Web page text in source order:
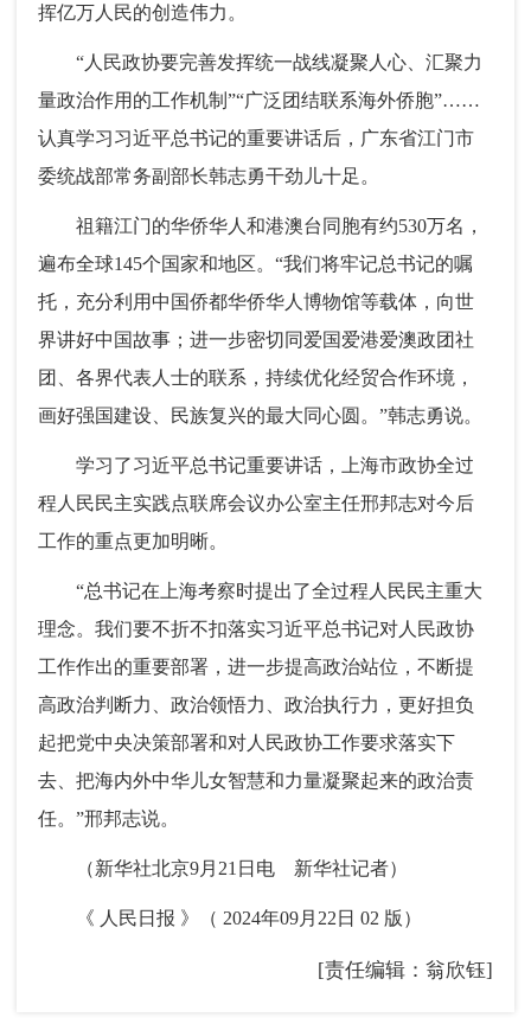
挥亿万人民的创造伟力。
“人民政协要完善发挥统一战线凝聚人心、汇聚力
量政治作用的工作机制”“广泛团结联系海外侨胞”……
认真学习习近平总书记的重要讲话后，广东省江门市
委统战部常务副部长韩志勇干劲儿十足。
祖籍江门的华侨华人和港澳台同胞有约530万名，
遍布全球145个国家和地区。“我们将牢记总书记的嘱
托，充分利用中国侨都华侨华人博物馆等载体，向世
界讲好中国故事；进一步密切同爱国爱港爱澳政团社
团、各界代表人士的联系，持续优化经贸合作环境，
画好强国建设、民族复兴的最大同心圆。”韩志勇说。
学习了习近平总书记重要讲话，上海市政协全过
程人民民主实践点联席会议办公室主任邢邦志对今后
工作的重点更加明晰。
“总书记在上海考察时提出了全过程人民民主重大
理念。我们要不折不扣落实习近平总书记对人民政协
工作作出的重要部署，进一步提高政治站位，不断提
高政治判断力、政治领悟力、政治执行力，更好担负
起把党中央决策部署和对人民政协工作要求落实下
去、把海内外中华儿女智慧和力量凝聚起来的政治责
任。”邢邦志说。
（新华社北京9月21日电 新华社记者）
《 人民日报 》（ 2024年09月22日 02 版）
[责任编辑：翁欣钰]